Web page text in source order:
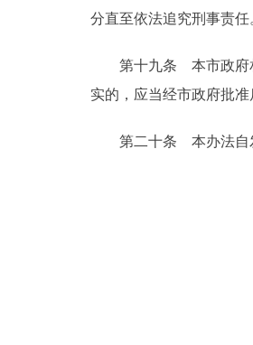
分直至依法追究刑事责任
第十九条 本市政府相
实的，应当经市政府批准
第二十条 本办法自发